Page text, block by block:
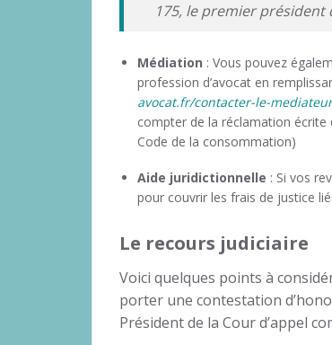
175, le premier
Médiation : Vous pouvez
profession d’avocat en
avocat.fr/contacter-le-
compter de la réclamation écrite
Code de la consommation)
Aide juridictionnelle : Si vos
pour couvrir les frais de justice
Le recours judiciaire
Voici quelques points à
porter une contestation
Président de la Cour d’appel